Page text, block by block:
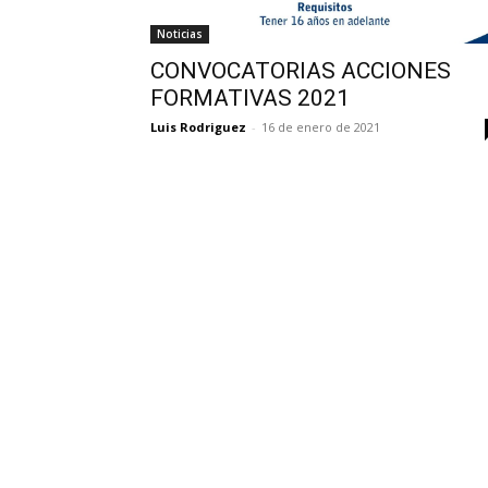
Noticias
CONVOCATORIAS ACCIONES
FORMATIVAS 2021
Luis Rodriguez - 16 de enero de 2021